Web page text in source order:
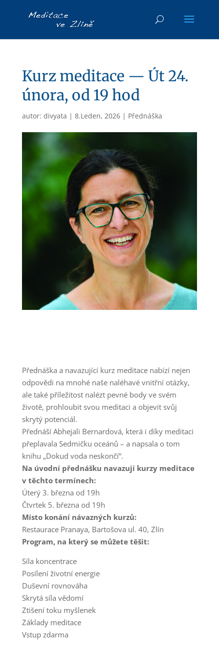
Kurz meditace — Út 24.
února, od 19 hod
autor: divyata | 8.Leden, 2026| Přednáška
Přednáška a navazující kurz meditace nabízí nejen
odpovědi na mnohé naše naléhavé vnitřní otázky,
ale také příležitost nalézt pevné body ve svém
životě, prohloubit svou meditaci a objevit svůj
skrytý potenciál.
Přednáší Abhejali Bernardová, která i díky meditaci
přeplavala Sedmičku oceánů – a napsala o tom
knihu „Dokud voda neskončí“.
Na úvodní přednášku navazují kurzy meditace
v těchto termínech:
Úterý 3. března od 19h
Čtvrtek 5. března od 19h
Místo konání návazných kurzů:
Restaurace Pranaya, Bartošova ul. 40, Zlín
Program, na který se můžete těšit:
Síla koncentrace
Posílení životní energie
Duševní rovnováha
Skrytá síla vědomí
Ztišení toku myšlenek
Základy meditace
Vstup zdarma